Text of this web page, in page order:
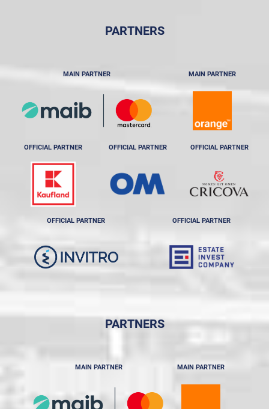
PARTNERS
MAIN PARTNER MAIN PARTNER
OFFICIAL PARTNER OFFICIAL PARTNER OFFICIAL PARTNER
OFFICIAL PARTNER OFFICIAL PARTNER
PARTNERS
MAIN PARTNER MAIN PARTNER